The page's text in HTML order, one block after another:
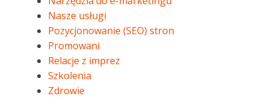
Nasze usługi
Pozycjonowanie (SEO) stron
Promowani
Relacje z imprez
Szkolenia
Zdrowie